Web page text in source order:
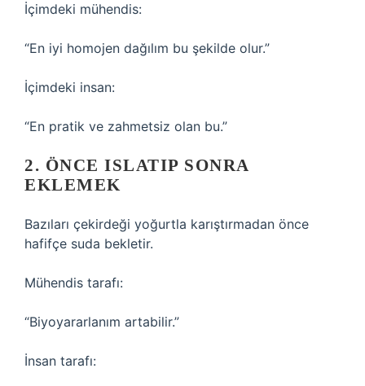
İçimdeki mühendis:
“En iyi homojen dağılım bu şekilde olur.”
İçimdeki insan:
“En pratik ve zahmetsiz olan bu.”
2. ÖNCE ISLATIP SONRA
EKLEMEK
Bazıları çekirdeği yoğurtla karıştırmadan önce
hafifçe suda bekletir.
Mühendis tarafı:
“Biyoyararlanım artabilir.”
İnsan tarafı: